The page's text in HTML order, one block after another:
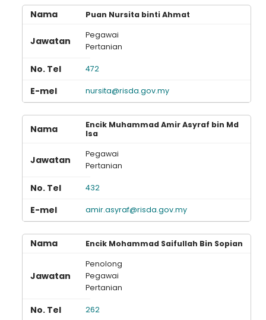
Puan Nursita binti Ahmat
Pegawai
Pertanian
472
nursita@risda.gov.my
Encik Muhammad Amir Asyraf bin Md
Isa
Pegawai
Pertanian
432
amir.asyraf@risda.gov.my
Encik Mohammad Saifullah Bin Sopian
Penolong
Pegawai
Pertanian
262